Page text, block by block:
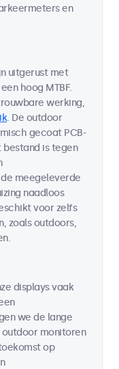
en
uitgerust met
hoog MTBF.
werking,
. De outdoor
gecoat PCB-
is tegen
meegeleverde
naadloos
voor zelfs
zoals outdoors,
displays vaak
we de lange
monitoren
op